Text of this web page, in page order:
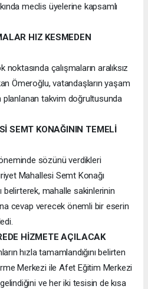
meclis üyelerine kapsamlı
HIZ KESMEDEN
çalışmaların aralıksız
Ömeroğlu, vatandaşların yaşam
planlanan takvim doğrultusunda
SEMT KONAĞININ TEMELİ
sözünü verdikleri
Mahallesi Semt Konağı
belirterek, mahalle sakinlerinin
cevap verecek önemli bir eserin
HİZMETE AÇILACAK
hızla tamamlandığını belirten
Merkezi ile Afet Eğitim Merkezi
ve her iki tesisin de kısa